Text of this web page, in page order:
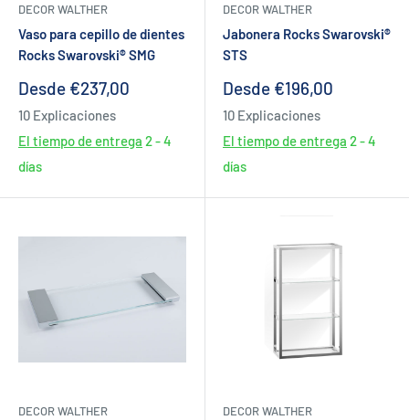
DECOR WALTHER
Vaso para cepillo de dientes
Rocks Swarovski® SMG
Precio
venta
Desde €237,00
10 Explicaciones
El tiempo de entrega 2 - 4
días
DECOR WALTHER
Jabonera Rocks Swarovski®
STS
Precio
venta
Desde €196,00
10 Explicaciones
El tiempo de entrega 2 - 4
días
DECOR WALTHER DECOR WALTHER